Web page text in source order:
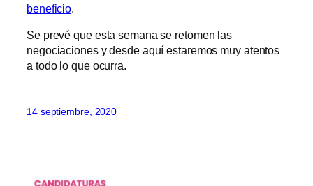
beneficio.
Se prevé que esta semana se retomen las
negociaciones y desde aquí estaremos muy atentos
a todo lo que ocurra.
14 septiembre, 2020